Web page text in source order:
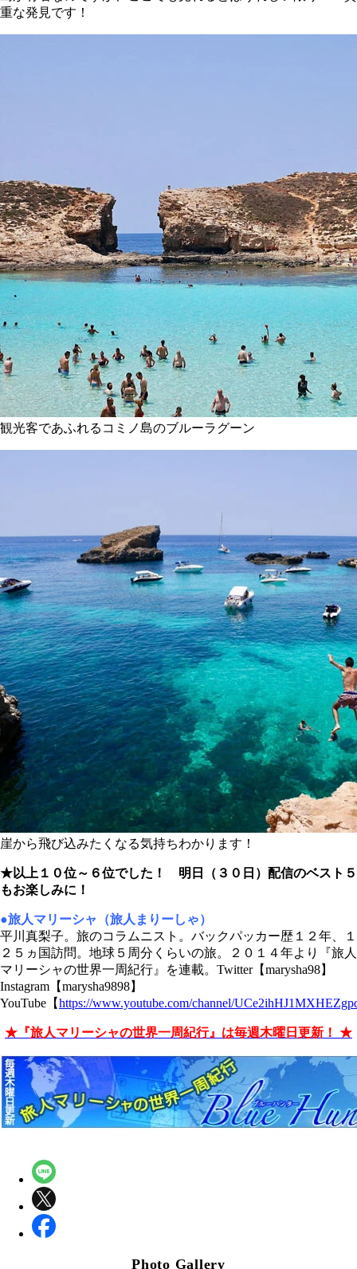
重な発見です！
観光客であふれるコミノ島のブルーラグーン
崖から飛び込みたくなる気持ちわかります！
★以上１０位～６位でした！ 明日（３０日）配信のベスト５
もお楽しみに！
●旅人マリーシャ（旅人まりーしゃ）
平川真梨子。旅のコラムニスト。バックパッカー歴１２年、１
２５ヵ国訪問。地球５周分くらいの旅。２０１４年より『旅人
マリーシャの世界一周紀行』を連載。Twitter【marysha98】
Instagram【marysha9898】
YouTube【https://www.youtube.com/channel/
★『旅人マリーシャの世界一周紀行』は毎週木曜日更新！ ★
Photo Gallery